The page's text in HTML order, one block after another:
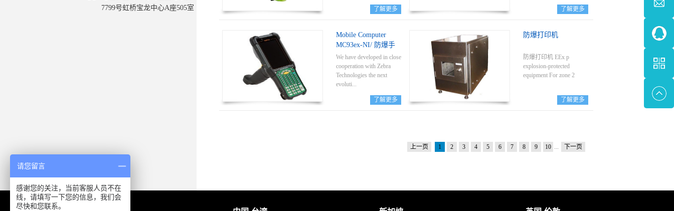
7799号虹桥宝龙中心A座505室
决方案，以降低企业总
制系统和开关设备、驱
动器、泵、大型显示器
和工业电脑、打印机、
扫描枪、Wifi等，以便在
防爆区使用。在很多的
应用中，正压防爆柜是
之一。这种防爆措施使
内。根据正压型电气设
非防爆型仪表安装在主
了解更多 了解更多
Mobile Computer
MC93ex-NI/ 防爆手
持电脑MC93
We have developed in close
cooperation with Zebra
Technologies the next
evoluti...
an extraordinary scan range
了解更多
防爆打印机
防爆打印机 EEx p
explosion-protected
equipment For zone 2
了解更多
上一页 1 2 3 4 5 6 7 8 9 10 ... 下一页
请您留言
感谢您的关注，当前客服人员不在
线，请填写一下您的信息，我们会
尽快和您联系。